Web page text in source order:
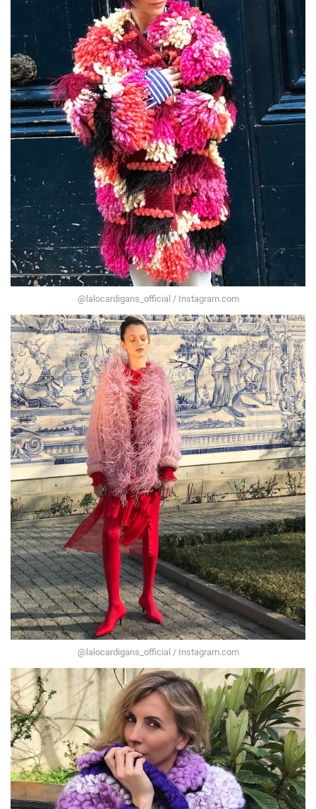
@lalocardigans_official / Instagram.com
@lalocardigans_official / Instagram.com